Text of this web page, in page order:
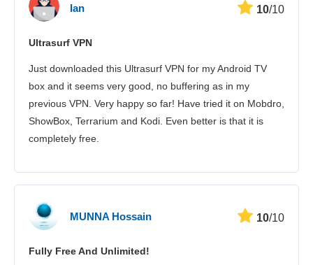
Ian 10/10
Ultrasurf VPN
Just downloaded this Ultrasurf VPN for my Android TV
box and it seems very good, no buffering as in my
previous VPN. Very happy so far! Have tried it on Mobdro,
ShowBox, Terrarium and Kodi. Even better is that it is
completely free.
MUNNA Hossain 10/10
Fully Free And Unlimited!